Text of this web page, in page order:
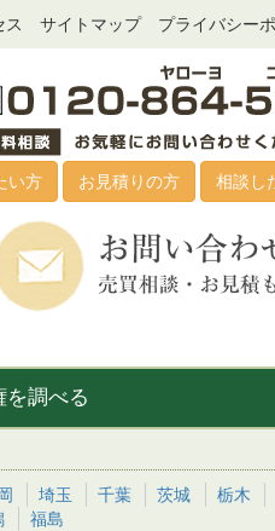
ス サイトマップ プライバシー
い方 お見積りの方 相談し
を調べる
埼玉 千葉 茨城
栃木
福島